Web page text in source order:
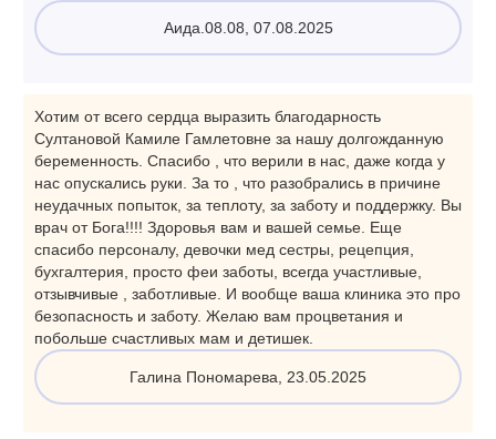
Аида.08.08, 07.08.2025
Хотим от всего сердца выразить благодарность
Султановой Камиле Гамлетовне за нашу долгожданную
беременность. Спасибо , что верили в нас, даже когда у
нас опускались руки. За то , что разобрались в причине
неудачных попыток, за теплоту, за заботу и поддержку. Вы
врач от Бога!!!! Здоровья вам и вашей семье. Еще
спасибо персоналу, девочки мед сестры, рецепция,
бухгалтерия, просто феи заботы, всегда участливые,
отзывчивые , заботливые. И вообще ваша клиника это про
безопасность и заботу. Желаю вам процветания и
побольше счастливых мам и детишек.
Галина Пономарева, 23.05.2025